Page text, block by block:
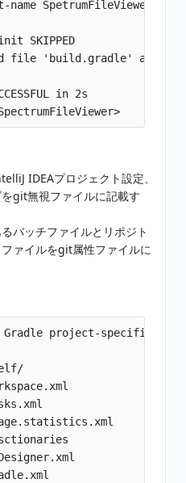
SpetrumFileViewer --
SKIPPED
file 'build.gradle'
in 2s
IDEAプロジェクト設定、
git無視ファイルに記載す
バッチファイルとリポジト
ァイルをgit属性ファイルに
Gradle project-specific